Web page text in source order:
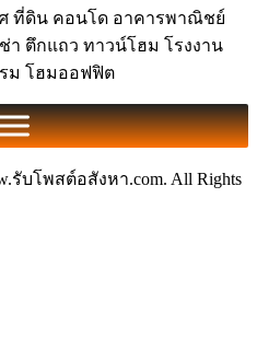
ที่ดิน คอนโด อาคารพาณิชย์
า ตึกแถว ทาวน์โฮม โรงงาน
ม โฮมออฟฟิต
รับโพสต์อสังหา.com. All Rights